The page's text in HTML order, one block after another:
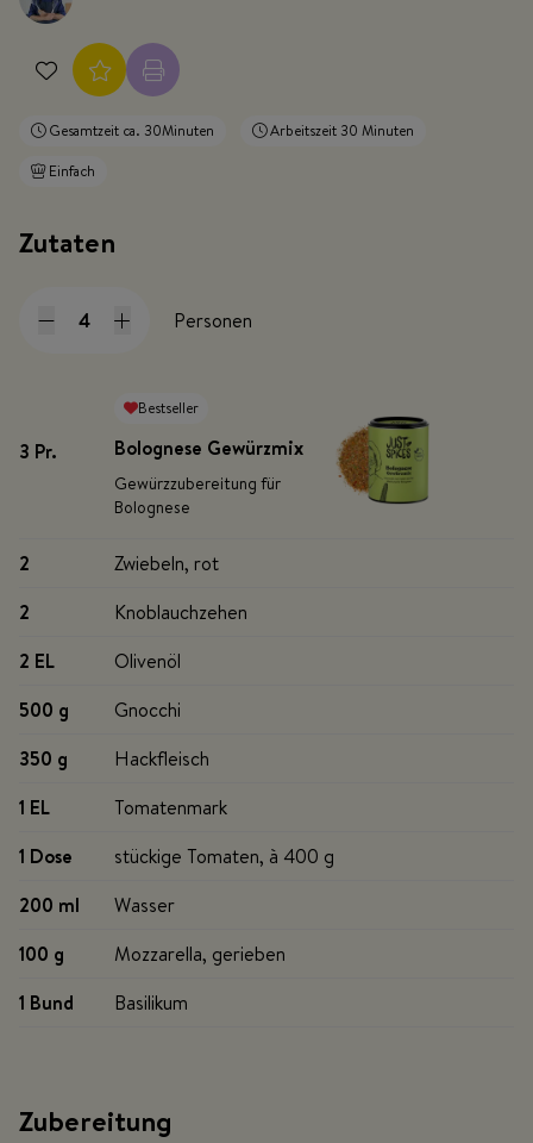
Gesamtzeit ca. 30Minuten
Arbeitszeit 30 Minuten
Einfach
Zutaten
Personen
3 Pr.
Bestseller
Bolognese Gewürzmix
Gewürzzubereitung für
Bolognese
2
Zwiebeln, rot
2
Knoblauchzehen
2 EL
Olivenöl
500 g
Gnocchi
350 g
Hackfleisch
1 EL
Tomatenmark
1 Dose
stückige Tomaten, à 400 g
200 ml
Wasser
100 g
Mozzarella, gerieben
1 Bund
Basilikum
Zubereitung